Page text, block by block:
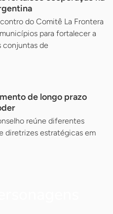
do Comitê La Frontera
para fortalecer a
conjuntas de
de longo prazo
reúne diferentes
diretrizes estratégicas em